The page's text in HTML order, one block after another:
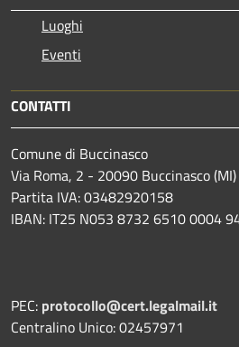
Luoghi
Eventi
CONTATTI
Comune di Buccinasco
Via Roma, 2 - 20090 Buccinasco (MI)
Partita IVA: 03482920158
IBAN: IT25 N053 8732 6510 0004
PEC: protocollo@cert.legalmail.it
Centralino Unico: 02457971